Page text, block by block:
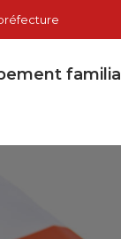
familial